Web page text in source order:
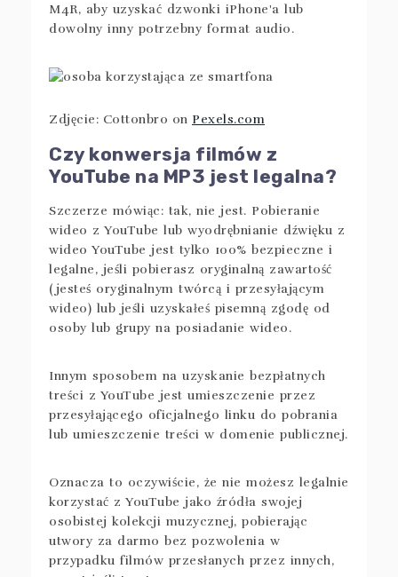
M4R, aby uzyskać dzwonki iPhone'a lub
dowolny inny potrzebny format audio.
Zdjęcie: Cottonbro on Pexels.com
Czy konwersja filmów z
YouTube na MP3 jest legalna?
Szczerze mówiąc: tak, nie jest. Pobieranie
wideo z YouTube lub wyodrębnianie dźwięku z
wideo YouTube jest tylko 100% bezpieczne i
legalne, jeśli pobierasz oryginalną zawartość
(jesteś oryginalnym twórcą i przesyłającym
wideo) lub jeśli uzyskałeś pisemną zgodę od
osoby lub grupy na posiadanie wideo.
Innym sposobem na uzyskanie bezpłatnych
treści z YouTube jest umieszczenie przez
przesyłającego oficjalnego linku do pobrania
lub umieszczenie treści w domenie publicznej.
Oznacza to oczywiście, że nie możesz legalnie
korzystać z YouTube jako źródła swojej
osobistej kolekcji muzycznej, pobierając
utwory za darmo bez pozwolenia w
przypadku filmów przesłanych przez innych,